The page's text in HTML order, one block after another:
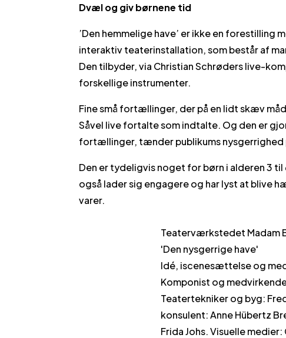
Dvæl og giv børnene tid
’Den hemmelige have’ er ikke en
interaktiv teaterinstallation, som består af
Den tilbyder, via Christian Schrøders live-
forskellige instrumenter.
Fine små fortællinger, der på en lidt skæv
Såvel live fortalte som indtalte. Og den er
fortællinger, tænder publikums nysgerrighed
Den er tydeligvis noget for børn i alderen 3
også lader sig engagere og har lyst at blive
varer.
Teaterværkstedet Madam
'Den nysgerrige have'
Idé, iscenesættelse og
Komponist og
Teatertekniker og byg:
konsulent: Anne Hübertz
Frida Johs. Visuelle